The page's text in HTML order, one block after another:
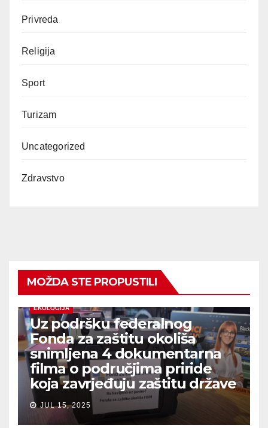
Privreda
Religija
Sport
Turizam
Uncategorized
Zdravstvo
MOŽDA STE PROPUSTILI
EKOLOGIJA
Uz podršku federalnog
Fonda za zaštitu okoliša
snimljena 4 dokumentarna
filma o područjima priride
koja zavrjeđuju zaštitu države
JUL 15, 2025